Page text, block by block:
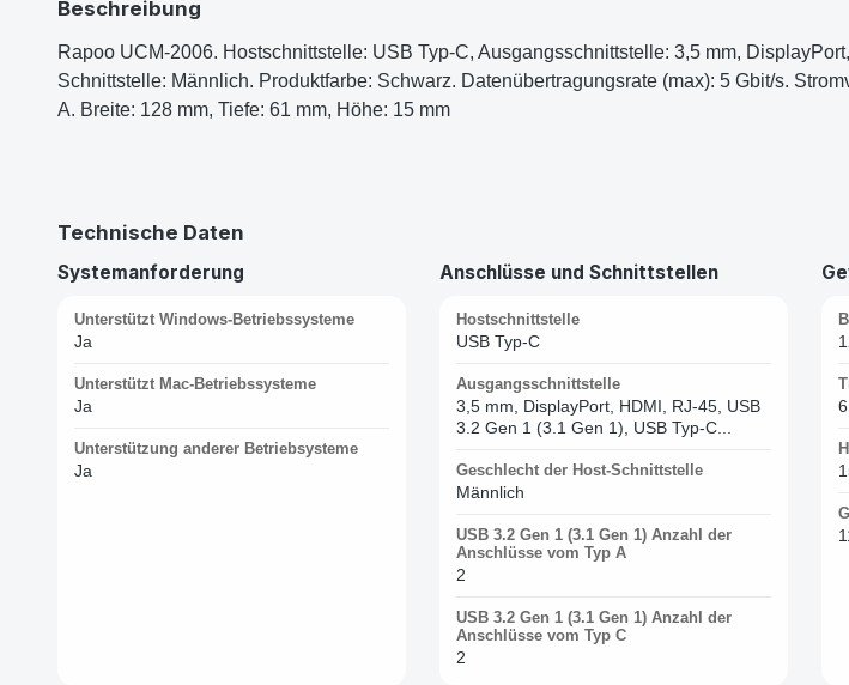
Beschreibung
Rapoo UCM-2006. Hostschnittstelle: USB Typ-C, Ausgangsschnittstelle: 3,5 mm,
Schnittstelle: Männlich. Produktfarbe: Schwarz. Datenübertragungsrate (max): 5 Gbit/s.
A. Breite: 128 mm, Tiefe: 61 mm, Höhe: 15 mm
Technische Daten
Systemanforderung
Unterstützt Windows-Betriebssysteme
Ja
Unterstützt Mac-Betriebssysteme
Ja
Unterstützung anderer Betriebsysteme
Ja
Anschlüsse und Schnittstellen
Hostschnittstelle
USB Typ-C
Ausgangsschnittstelle
3,5 mm, DisplayPort, HDMI, RJ-45, USB
3.2 Gen 1 (3.1 Gen 1), USB Typ-C...
Geschlecht der Host-Schnittstelle
Männlich
USB 3.2 Gen 1 (3.1 Gen 1) Anzahl der
Anschlüsse vom Typ A
2
USB 3.2 Gen 1 (3.1 Gen 1) Anzahl der
Anschlüsse vom Typ C
2